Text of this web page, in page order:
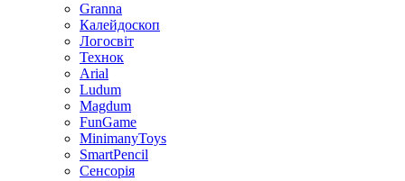
Granna
Калейдоскоп
Логосвіт
Технок
Arial
Ludum
Magdum
FunGame
MinimanyToys
SmartPencil
Сенсорія